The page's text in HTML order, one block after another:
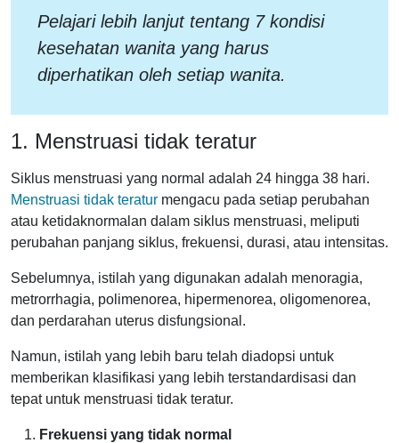
Pelajari lebih lanjut tentang 7 kondisi
kesehatan wanita yang harus
diperhatikan oleh setiap wanita.
1. Menstruasi tidak teratur
Siklus menstruasi yang normal adalah 24 hingga 38 hari.
Menstruasi tidak teratur mengacu pada setiap perubahan
atau ketidaknormalan dalam siklus menstruasi, meliputi
perubahan panjang siklus, frekuensi, durasi, atau intensitas.
Sebelumnya, istilah yang digunakan adalah menoragia,
metrorrhagia, polimenorea, hipermenorea, oligomenorea,
dan perdarahan uterus disfungsional.
Namun, istilah yang lebih baru telah diadopsi untuk
memberikan klasifikasi yang lebih terstandardisasi dan
tepat untuk menstruasi tidak teratur.
Frekuensi yang tidak normal